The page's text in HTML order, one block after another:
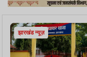
झारखंड न्यूज़